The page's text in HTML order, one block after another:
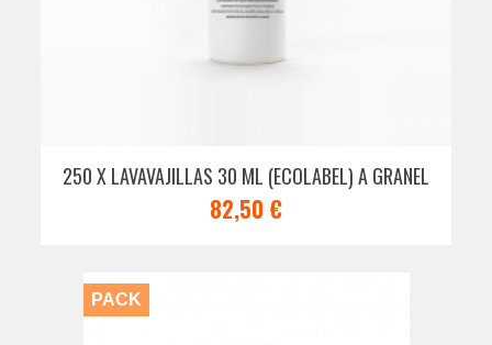
250 X LAVAVAJILLAS 30 ML (ECOLABEL) A GRANEL
82,50 €
PACK